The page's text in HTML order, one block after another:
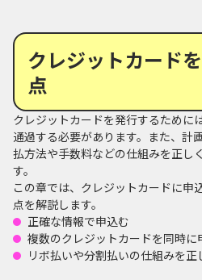
クレジットカード
点
クレジットカードを発行するために
通過する必要があります。また、計
払方法や手数料などの仕組みを正し
す。
この章では、クレジットカードに申
点を解説します。
正確な情報で申込む
複数のクレジットカードを同時に
リボ払いや分割払いの仕組みを正